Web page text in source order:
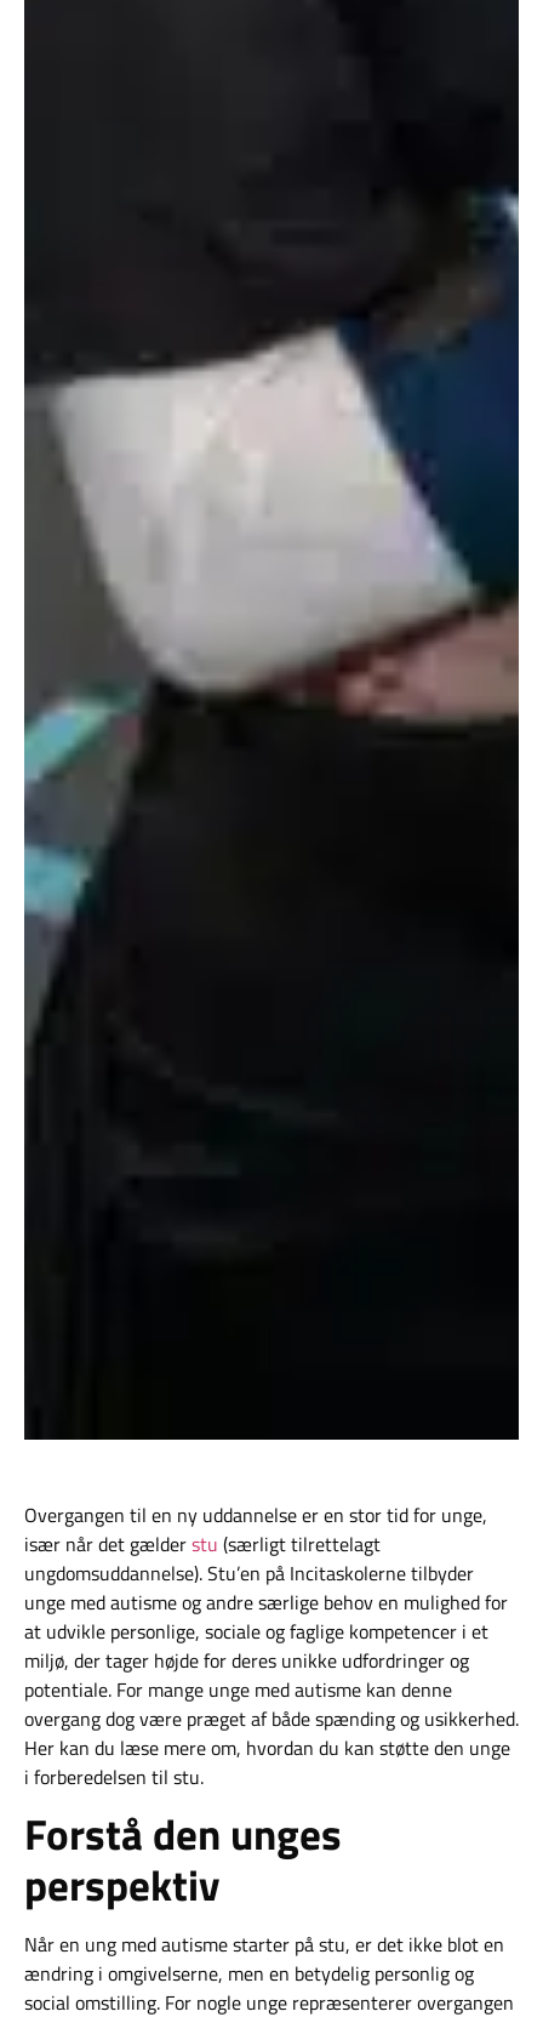
Overgangen til en ny uddannelse er en stor tid for unge,
især når det gælderstu (særligt tilrettelagt
ungdomsuddannelse). Stu’en på Incitaskolerne tilbyder
unge med autisme og andre særlige behov en mulighed for
at udvikle personlige, sociale og faglige kompetencer i et
miljø, der tager højde for deres unikke udfordringer og
potentiale. For mange unge med autisme kan denne
overgang dog være præget af både spænding og usikkerhed.
Her kan du læse mere om, hvordan du kan støtte den unge
i forberedelsen til stu.
Forstå den unges
perspektiv
Når en ung med autisme starter på stu, er det ikke blot en
ændring i omgivelserne, men en betydelig personlig og
social omstilling. For nogle unge repræsenterer overgangen